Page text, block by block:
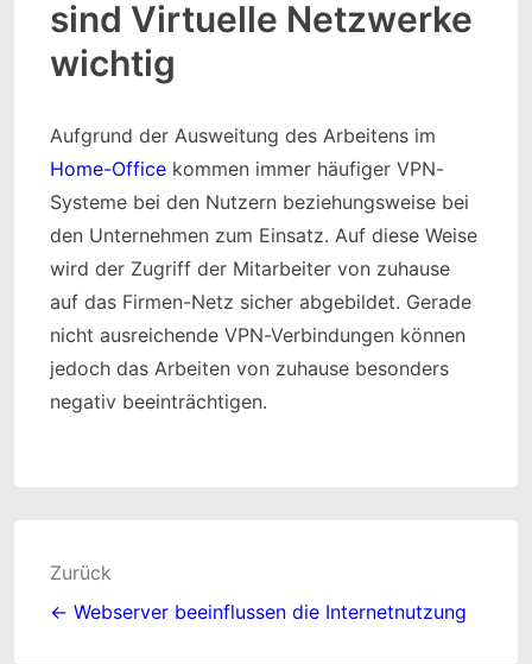
sind Virtuelle Netzwerke
wichtig
Aufgrund der Ausweitung des Arbeitens im
Home-Office kommen immer häufiger VPN-
Systeme bei den Nutzern beziehungsweise bei
den Unternehmen zum Einsatz. Auf diese Weise
wird der Zugriff der Mitarbeiter von zuhause
auf das Firmen-Netz sicher abgebildet. Gerade
nicht ausreichende VPN-Verbindungen können
jedoch das Arbeiten von zuhause besonders
negativ beeinträchtigen.
Beitragsnavigation
Zurück
← Webserver beeinflussen die Internetnutzung